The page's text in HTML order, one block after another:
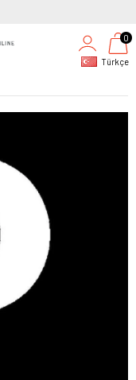
Türkçe
0